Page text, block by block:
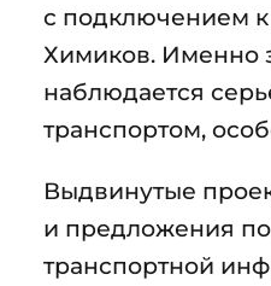
с подключением к
Химиков. Именно
наблюдается
транспортом,
Выдвинутые
и предложения
транспортной